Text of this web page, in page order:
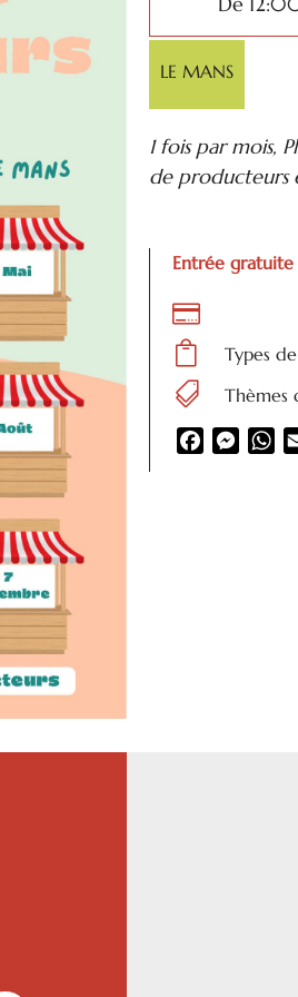
LE MANS
1 fois par mois,
de producteurs
Entrée gratuite


Types
 Thèmes
Facebook